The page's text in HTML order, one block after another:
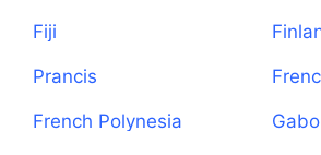
Fiji
Prancis
French Polynesia